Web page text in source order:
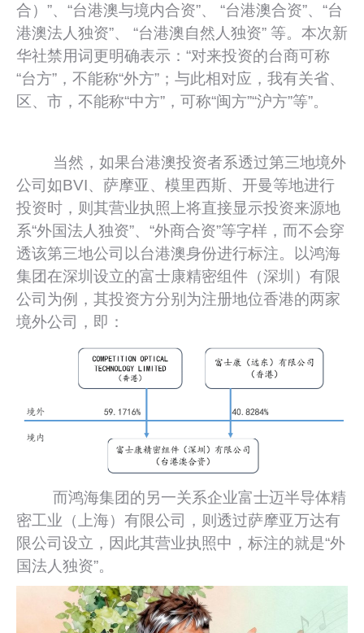
合）”、“台港澳与境内合资”、 “台港澳合资”、“台
港澳法人独资”、 “台港澳自然人独资” 等。本次新
华社禁用词更明确表示：“对来投资的台商可称
“台方”，不能称“外方”；与此相对应，我有关省、
区、市，不能称“中方”，可称“闽方”“沪方”等”。
当然，如果台港澳投资者系透过第三地境外
公司如BVI、萨摩亚、模里西斯、开曼等地进行
投资时，则其营业执照上将直接显示投资来源地
系“外国法人独资”、“外商合资”等字样，而不会穿
透该第三地公司以台港澳身份进行标注。以鸿海
集团在深圳设立的富士康精密组件（深圳）有限
公司为例，其投资方分别为注册地位香港的两家
境外公司，即：
而鸿海集团的另一关系企业富士迈半导体精
密工业（上海）有限公司，则透过萨摩亚万达有
限公司设立，因此其营业执照中，标注的就是“外
国法人独资”。